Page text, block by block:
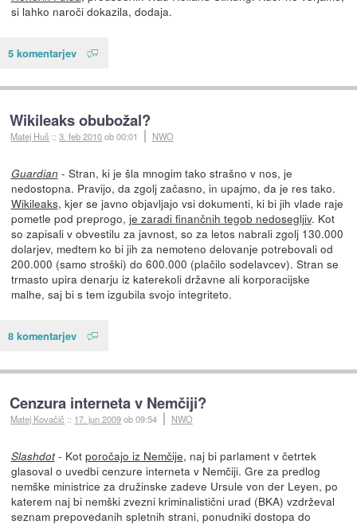
si lahko naroči dokazila, dodaja.
5 komentarjev
Wikileaks obubožal?
Matej Huš ::3. feb 2010ob 00:01 NWO
Guardian - Stran, ki je šla mnogim tako strašno v nos, je
nedostopna. Pravijo, da zgolj začasno, in upajmo, da je res tako.
Wikileaks, kjer se javno objavljajo vsi dokumenti, ki bi jih vlade raje
pometle pod preprogo, je zaradi finančnih tegob nedosegljiv. Kot
so zapisali v obvestilu za javnost, so za letos nabrali zgolj 130.000
dolarjev, medtem ko bi jih za nemoteno delovanje potrebovali od
200.000 (samo stroški) do 600.000 (plačilo sodelavcev). Stran se
trmasto upira denarju iz katerekoli državne ali korporacijske
malhe, saj bi s tem izgubila svojo integriteto.
8 komentarjev
Cenzura interneta v Nemčiji?
Matej Kovačič :: 17. jun 2009ob 09:54 NWO
Slashdot- Kot poročajo iz Nemčije, naj bi parlament v četrtek
glasoval o uvedbi cenzure interneta v Nemčiji. Gre za predlog
nemške ministrice za družinske zadeve Ursule von der Leyen, po
katerem naj bi nemški zvezni kriminalistični urad (BKA) vzdrževal
seznam prepovedanih spletnih strani, ponudniki dostopa do